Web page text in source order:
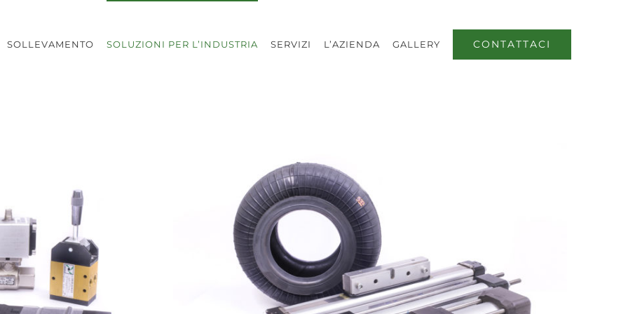
SOLLEVAMENTO SOLUZIONI PER L’INDUSTRIA SERVIZI L’AZIENDA GALLERY CONTATTACI